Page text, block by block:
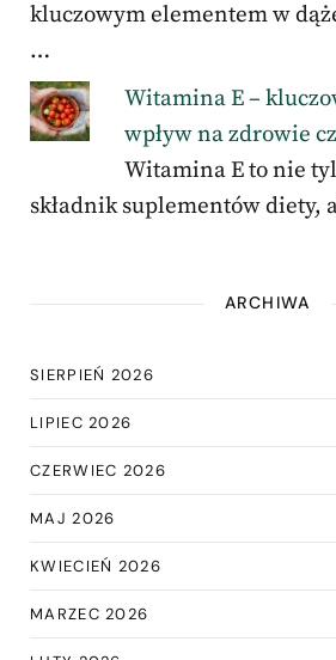
kluczowym elementem w
…
Witamina E –
wpływ na zdrowie
Witamina E to nie
składnik suplementów diety,
ARCHIWA
SIERPIEŃ 2026
LIPIEC 2026
CZERWIEC 2026
MAJ 2026
KWIECIEŃ 2026
MARZEC 2026